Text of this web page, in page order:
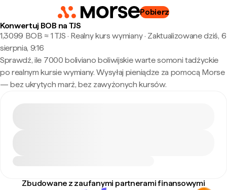
Pobierz
Konwertuj BOB na TJS
1,3099 BOB ≈ 1 TJS · Realny kurs wymiany· Zaktualizowane dziś, 6
sierpnia, 9:16
Sprawdź, ile 7000 boliviano boliwijskie warte somoni tadżyckie
po realnym kursie wymiany. Wysyłaj pieniądze za pomocą Morse
— bez ukrytych marż, bez zawyżonych kursów.
Zbudowane z zaufanymi partnerami finansowymi